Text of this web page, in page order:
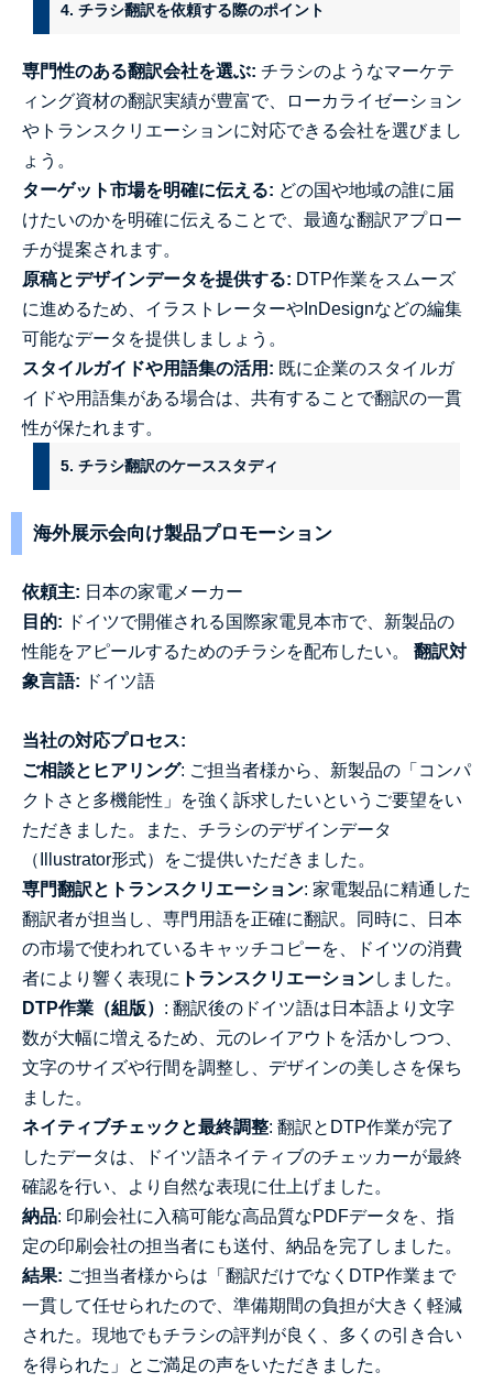
4. チラシ翻訳を依頼する際のポイント
専門性のある翻訳会社を選ぶ: チラシのようなマーケテ
ィング資材の翻訳実績が豊富で、ローカライゼーション
やトランスクリエーションに対応できる会社を選びまし
ょう。
ターゲット市場を明確に伝える: どの国や地域の誰に届
けたいのかを明確に伝えることで、最適な翻訳アプロー
チが提案されます。
原稿とデザインデータを提供する: DTP作業をスムーズ
に進めるため、イラストレーターやInDesignなどの編集
可能なデータを提供しましょう。
スタイルガイドや用語集の活用: 既に企業のスタイルガ
イドや用語集がある場合は、共有することで翻訳の一貫
性が保たれます。
5. チラシ翻訳のケーススタディ
海外展示会向け製品プロモーション
依頼主: 日本の家電メーカー
目的: ドイツで開催される国際家電見本市で、新製品の
性能をアピールするためのチラシを配布したい。 翻訳対
象言語: ドイツ語
当社の対応プロセス:
ご相談とヒアリング: ご担当者様から、新製品の「コンパ
クトさと多機能性」を強く訴求したいというご要望をい
ただきました。また、チラシのデザインデータ
（Illustrator形式）をご提供いただきました。
専門翻訳とトランスクリエーション: 家電製品に精通した
翻訳者が担当し、専門用語を正確に翻訳。同時に、日本
の市場で使われているキャッチコピーを、ドイツの消費
者により響く表現に トランスクリエーションしました。
DTP作業（組版） : 翻訳後のドイツ語は日本語より文字
数が大幅に増えるため、元のレイアウトを活かしつつ、
文字のサイズや行間を調整し、デザインの美しさを保ち
ました。
ネイティブチェックと最終調整: 翻訳とDTP作業が完了
したデータは、ドイツ語ネイティブのチェッカーが最終
確認を行い、より自然な表現に仕上げました。
納品: 印刷会社に入稿可能な高品質なPDFデータを、指
定の印刷会社の担当者にも送付、納品を完了しました。
結果: ご担当者様からは「翻訳だけでなくDTP作業まで
一貫して任せられたので、準備期間の負担が大きく軽減
された。現地でもチラシの評判が良く、多くの引き合い
を得られた」とご満足の声をいただきました。